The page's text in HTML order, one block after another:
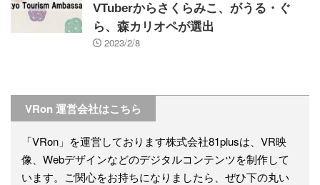
VTuberからさくらみこ、がうる・ぐ
ら、森カリオペが選出
2023/2/8
VRon 運営会社はこちら
「VRon」を運営しております株式会社81plusは、VR映
像、Webデザインなどのデジタルコンテンツを制作して
います。ご関心をお持ちになりましたら、ぜひ下の丸い